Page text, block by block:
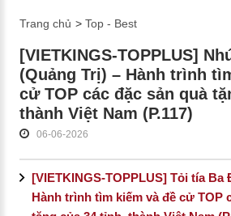
Trang chủ > Top - Best
[VIETKINGS-TOPPLUS]
(Quảng Trị) – Hành trình
cử TOP các đặc sản quà
thành Việt Nam (P.117)
06-06-2026
[VIETKINGS-TOPPLUS] Tỏi tía Ba
Hành trình tìm kiếm và đề cử TOP